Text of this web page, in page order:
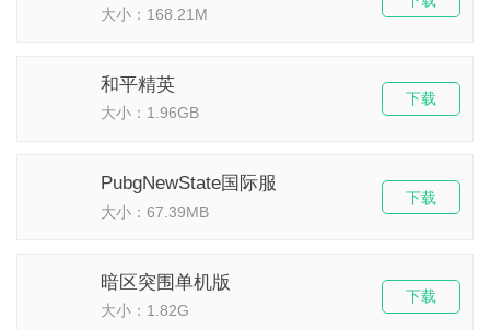
大小：168.21M
和平精英
大小：1.96GB
下载
PubgNewState国际服
大小：67.39MB
下载
暗区突围单机版
大小：1.82G
下载